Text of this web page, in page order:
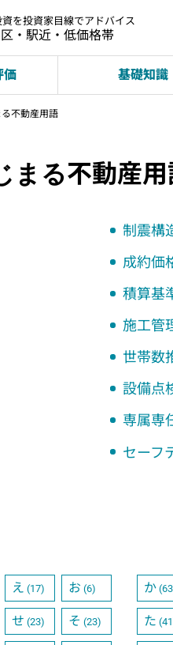
を投資家目線でアドバイス
・駅近・低価格帯
価 基礎知識
る不動産用語
まる不動産
制震構
成約価
積算基
施工管
世帯数
設備点
専属専
セーフ
え (17) お (6) か
せ (23) そ (23) た